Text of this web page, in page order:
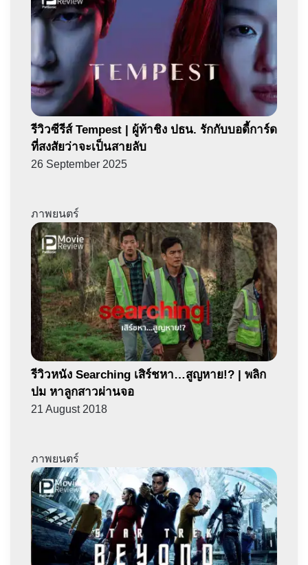
รีวิวซีรีส์ Tempest | ผู้ท้าชิง ปธน. รักกับบอดี้การ์ด
ที่สงสัยว่าจะเป็นสายลับ
26 September 2025
ภาพยนตร์
รีวิวหนัง Searching เสิร์ชหา…สูญหาย!? | พลิก
ปม หาลูกสาวผ่านจอ
21 August 2018
ภาพยนตร์